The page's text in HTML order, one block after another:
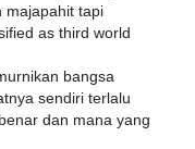
majapahit tapi
as third world
bangsa
sendiri terlalu
dan mana yang